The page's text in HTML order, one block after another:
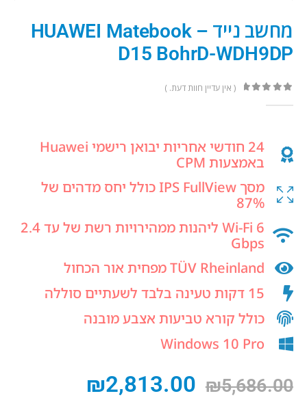
מחשב נייד – HUAWEI Matebook
D15 BohrD-WDH9DP
( אין עדיין חוות דעת. )
24 חודשי אחריות יבואן רישמי Huawei
באמצעות CPM
מסך IPS FullView כולל יחס מדהים של
87%
Wi-Fi 6 ליהנות ממהירויות רשת של עד 2.4
Gbps
TÜV Rheinland מפחית אור הכחול
15 דקות טעינה בלבד לשעתיים סוללה
כולל קורא טביעות אצבע מובנה
Windows 10 Pro
₪5,686.00
₪2,813.00